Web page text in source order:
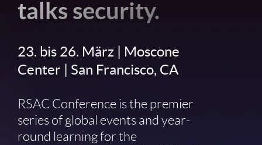
talks security.
23. bis 26. März | Moscone
Center | San Francisco, CA
RSAC Conference is the premier
series of global events and year-
round learning for the